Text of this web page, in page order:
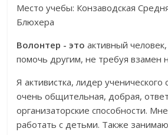
Место учебы: Конзаводская
Блюхера
Волонтер - это активный
помочь другим, не требуя взамен
Я активистка, лидер ученического
очень общительная, добрая,
организаторские способности.
работать с детьми. Также